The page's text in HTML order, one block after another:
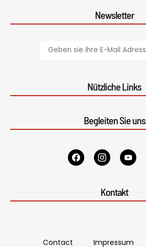
Newsletter
Nützliche Links
Begleiten Sie uns
Kontakt
Contact Impressum